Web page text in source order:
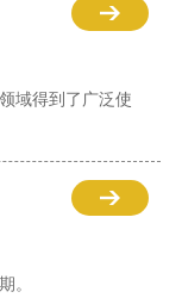
域得到了广泛使
。